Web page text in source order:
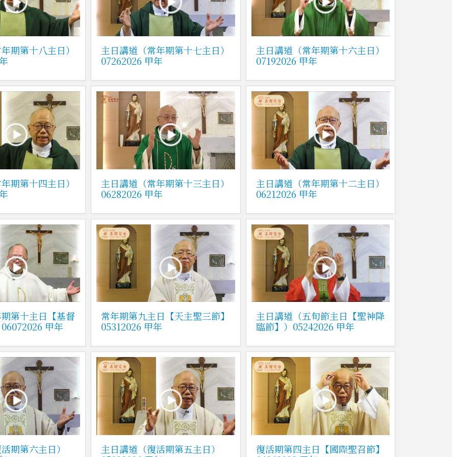
期第十八主日）
主日講道（常年期第十七主日）
07262026 甲年
主日講道（常年期第十六主日）
07192026 甲年
期第十四主日）
主日講道（常年期第十三主日）
06282026 甲年
主日講道（常年期第十二主日）
06212026 甲年
第十主日【基督
甲年
常年期第九主日【天主聖三節】
05312026 甲年
主日講道（五旬節主日【聖神降
臨節】）05242026 甲年
期第六主日）
主日講道（復活期第五主日）
復活期第四主日【國際聖召節】